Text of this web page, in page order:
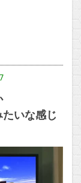
いな感じ